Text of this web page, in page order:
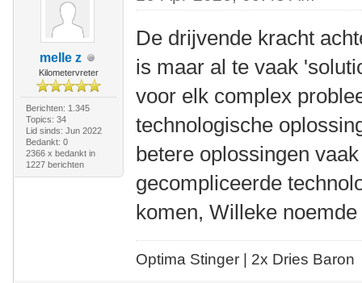
melle z
Kilometervreter
Berichten: 1.345
Topics: 34
Lid sinds: Jun 2022
Bedankt: 0
2366 x bedankt in
1227 berichten
De drijvende kracht
is maar al te vaak
voor elk complex
technologische
betere oplossingen
gecompliceerde
komen, Willeke
Optima Stinger | 2x Dries Baron